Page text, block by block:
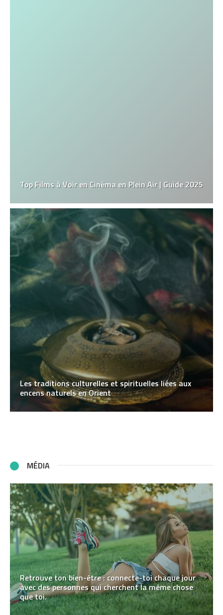
Top Films à Voir en Cinéma en Plein Air | Guide 2025
Les traditions culturelles et spirituelles liées aux
encens naturels en Orient
MÉDIA
Retrouve ton bien-être : connecte-toi chaque jour
avec des personnes qui cherchent la même chose
que toi.